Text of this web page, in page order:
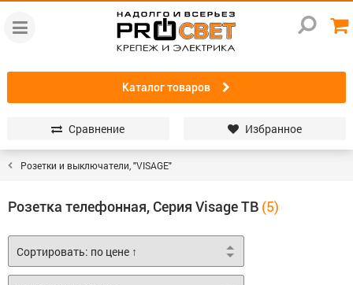
Каталог товаров
Сравнение Избранное
Розетки и выключатели, "VISAGE"
Розетка телефонная, Серия Visage ТВ